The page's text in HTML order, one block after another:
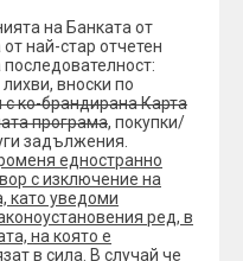
на Банката от
най-стар отчетен
вноски по
с ко-брандирана Карта
програма, покупки/
задължения.
едностранно
с изключение на
като уведоми
ред, в
на която е
в сила. В случай че